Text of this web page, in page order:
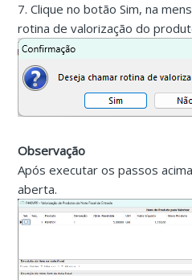
7. Clique no botão Sim, na
rotina de valorização do
Observação
Após executar os passos
aberta.